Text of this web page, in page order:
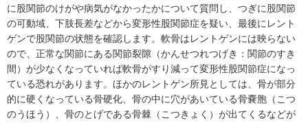
に股関節のけがや病気がなかったかについて質問し、つぎに股関節
の可動域、下肢長差などから変形性股関節症を疑い、最後にレント
ゲンで股関節の状態を確認します。軟骨はレントゲンには映らない
ので、正常な関節にある関節裂隙（かんせつれつげき：関節のすき
間）が少なくなっていれば軟骨がすり減って変形性股関節症になっ
ている恐れがあります。ほかのレントゲン所見としては、骨が部分
的に硬くなっている骨硬化、骨の中に穴があいている骨嚢胞（こつ
のうほう）、骨のとげである骨棘（こつきょく）が出てくるなどが